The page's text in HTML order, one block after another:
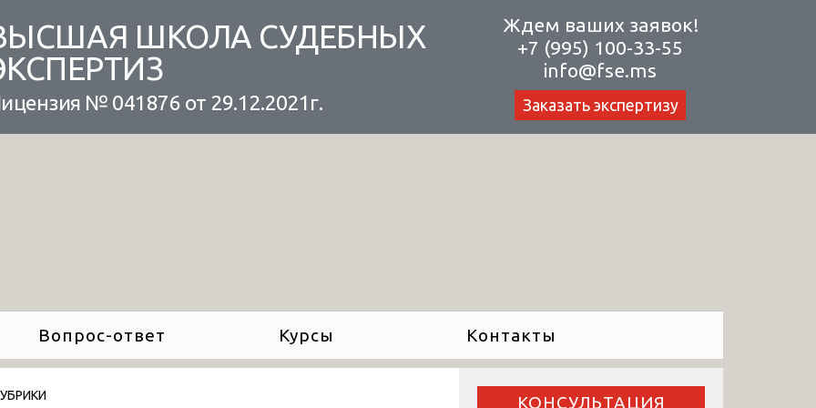
ШКОЛА СУДЕБНЫХ
№ 041876 от 29.12.2021г.
Ждем ваших заявок!
+7 (995) 100-33-55
info@fse.ms
Заказать экспертизу
Вопрос-ответ Курсы Контакты
КОНСУЛЬТАЦИЯ